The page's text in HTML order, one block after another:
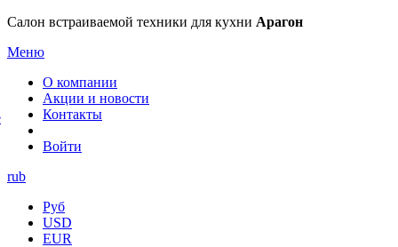
Салон встраиваемой техники для кухни Арагон
Меню
О компании
Акции и новости
Контакты
Войти
rub
Руб
USD
EUR